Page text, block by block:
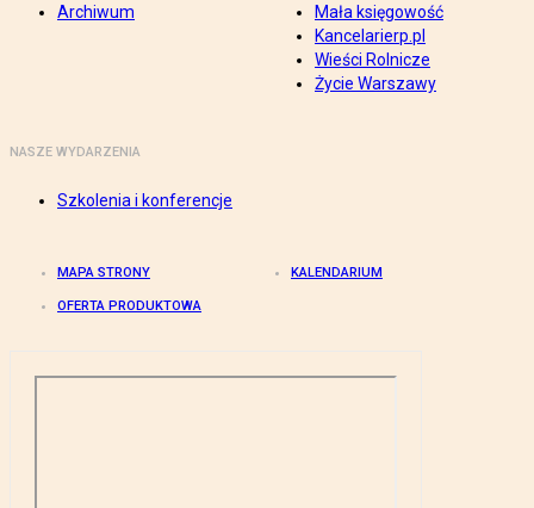
Archiwum
Mała księgowość
Kancelarierp.pl
Wieści Rolnicze
Życie Warszawy
NASZE WYDARZENIA
Szkolenia i konferencje
MAPA STRONY KALENDARIUM
OFERTA PRODUKTOWA